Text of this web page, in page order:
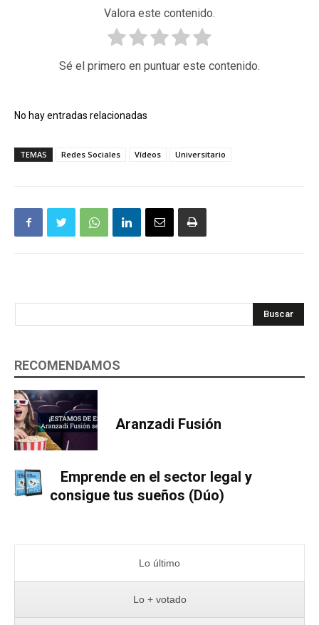
Valora este contenido.
Sé el primero en puntuar este contenido.
No hay entradas relacionadas
TEMAS Redes Sociales Vídeos Universitario
Buscar
RECOMENDAMOS
Aranzadi Fusión
Emprende en el sector legal y
consigue tus sueños (Dúo)
Lo último
Lo + votado